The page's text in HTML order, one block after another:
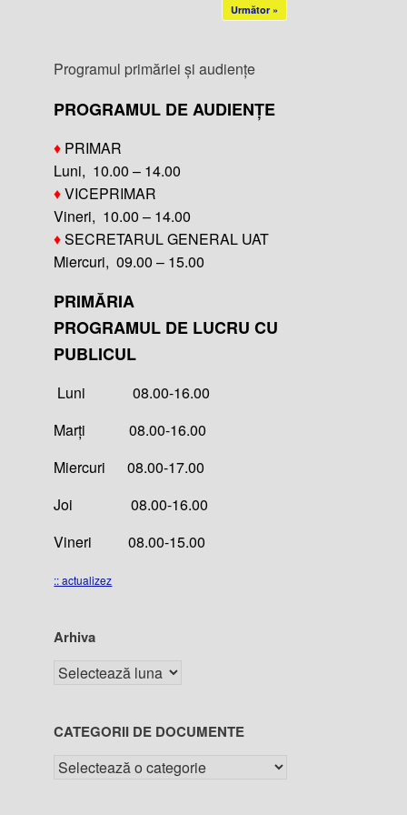
Următor »
Programul primăriei și audiențe
PROGRAMUL DE AUDIENȚE
♦ PRIMAR
Luni, 10.00 – 14.00
♦VICEPRIMAR
Vineri, 10.00 – 14.00
♦SECRETARUL GENERAL UAT
Miercuri, 09.00 – 15.00
PRIMĂRIA
PROGRAMUL DE LUCRU CU
PUBLICUL
Luni 08.00-16.00
Marți 08.00-16.00
Miercuri 08.00-17.00
Joi 08.00-16.00
Vineri 08.00-15.00
:: actualizez
Arhiva
CATEGORII DE DOCUMENTE